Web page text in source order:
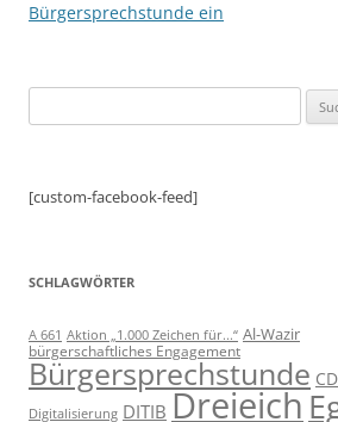
Bürgersprechstunde ein
nach:
[custom-facebook-feed]
SCHLAGWÖRTER
A 661 Aktion „1.000 Zeichen für...“ Al-Wazir
bürgerschaftliches Engagement
Bürgersprechstunde
Digitalisierung DITIB Dreieich